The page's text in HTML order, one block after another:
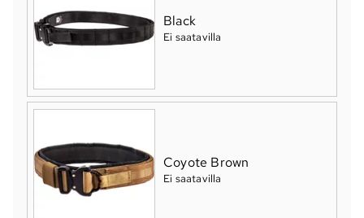
Black
Ei saatavilla
Coyote Brown
Ei saatavilla